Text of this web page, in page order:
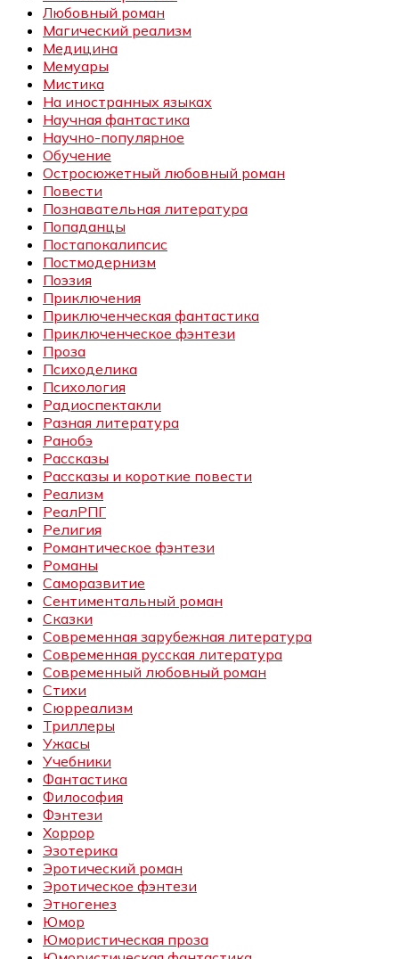
Любовный роман
Магический реализм
Медицина
Мемуары
Мистика
На иностранных языках
Научная фантастика
Научно-популярное
Обучение
Остросюжетный любовный роман
Повести
Познавательная литература
Попаданцы
Постапокалипсис
Постмодернизм
Поэзия
Приключения
Приключенческая фантастика
Приключенческое фэнтези
Проза
Психоделика
Психология
Радиоспектакли
Разная литература
Ранобэ
Рассказы
Рассказы и короткие повести
Реализм
РеалРПГ
Религия
Романтическое фэнтези
Романы
Саморазвитие
Сентиментальный роман
Сказки
Современная зарубежная литература
Современная русская литература
Современный любовный роман
Стихи
Сюрреализм
Триллеры
Ужасы
Учебники
Фантастика
Философия
Фэнтези
Хоррор
Эзотерика
Эротический роман
Эротическое фэнтези
Этногенез
Юмор
Юмористическая проза